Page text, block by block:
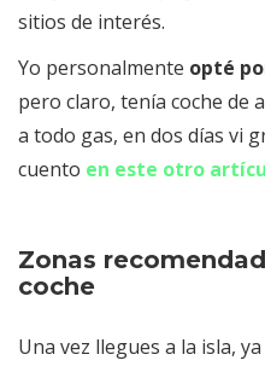
sitios de interés.
Yo personalmente opté
pero claro, tenía coche de
a todo gas, en dos días vi
cuento en este otro
Zonas
coche
Una vez llegues a la isla,